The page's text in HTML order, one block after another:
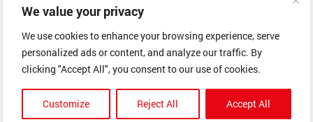
We value your privacy
We use cookies to enhance your browsing experience, serve
personalized ads or content, and analyze our traffic. By
clicking "Accept All", you consent to our use of cookies.
Customize Reject All Accept All
vecinos, hace varios años y pasaron después de mirar
mi casa y sa que necesitaba trabajo. Me entregaron un
volante que decía que hacían reparaciones en el hogar.
Hablé con un asistente de Tony Ross y Tom Ross y les
pregunté si podían reparar mi camino y escalones. A
regañadientes escuché a Tony Ross explicar qué había